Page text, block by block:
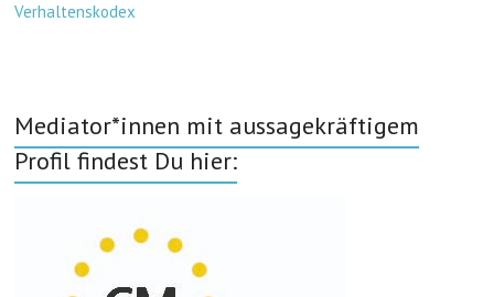
Verhaltenskodex
Mediator*innen mit aussagekräftigem
Profil findest Du hier: